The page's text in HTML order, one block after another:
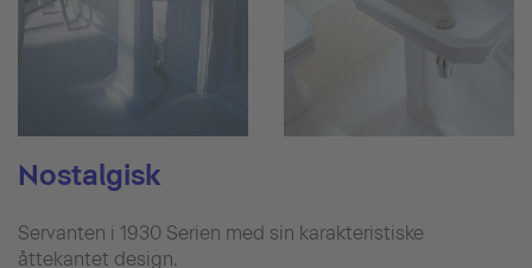
Nostalgisk
Servanten i 1930 Serien med sin karakteristiske
åttekantet design.